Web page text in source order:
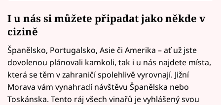
I u nás si můžete připadat jako někde v
cizině
Španělsko, Portugalsko, Asie či Amerika – ať už jste
dovolenou plánovali kamkoli, tak i u nás najdete místa,
která se těm v zahraničí spolehlivě vyrovnají. Jižní
Morava vám vynahradí návštěvu Španělska nebo
Toskánska. Tento ráj všech vinařů je vyhlášený svou